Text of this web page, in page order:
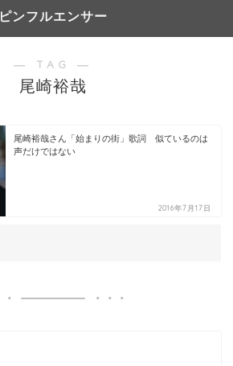
ピンフルエンサー
― TAG ―
尾崎裕哉
尾崎裕哉さん「始まりの街」歌詞 似ているのは
声だけではない
2016年7月17日